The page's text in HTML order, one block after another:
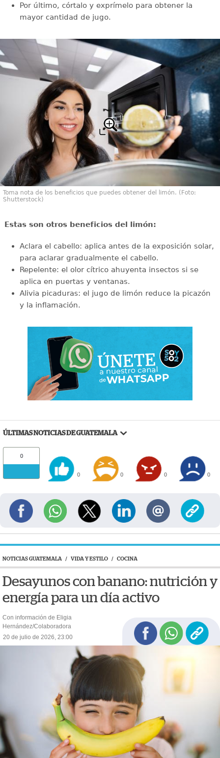
Por último, córtalo y exprímelo para obtener la
mayor cantidad de jugo.
Toma nota de los beneficios que puedes obtener del limón. (Foto:
Shutterstock)
Estas son otros beneficios del limón:
Aclara el cabello: aplica antes de la exposición solar,
para aclarar gradualmente el cabello.
Repelente: el olor cítrico ahuyenta insectos si se
aplica en puertas y ventanas.
Alivia picaduras: el jugo de limón reduce la picazón
y la inflamación.
ÚLTIMAS NOTICIAS DE GUATEMALA
0
0 0 0 0
NOTICIAS GUATEMALA / VIDA Y ESTILO / COCINA
Desayunos con banano: nutrición y
energía para un día activo
Con información de Eligia
Hernández/Colaboradora
20 de julio de 2026, 23:00